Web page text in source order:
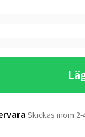
Skickas inom